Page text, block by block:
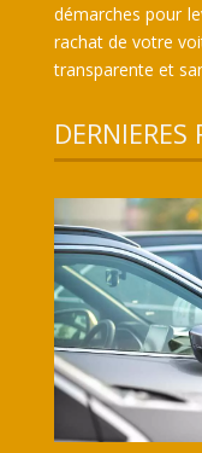
démarches pour
rachat de votre
transparente et
DERNIERES